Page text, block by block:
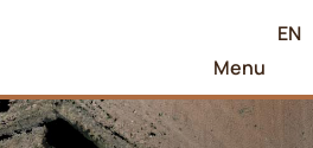
EN
Menu